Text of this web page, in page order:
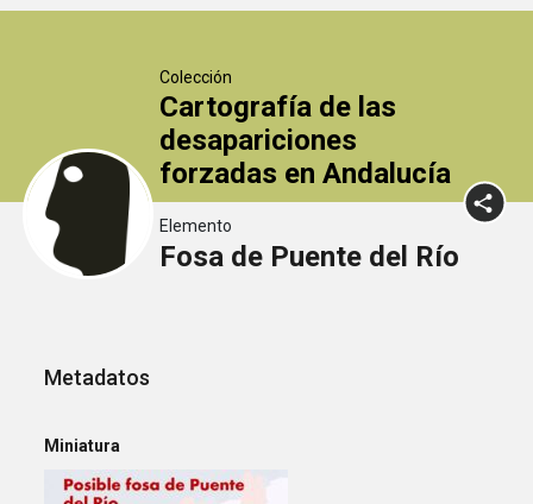
Colección
Cartografía de las
desapariciones
forzadas en Andalucía
Elemento
Fosa de Puente del Río
Metadatos
Miniatura